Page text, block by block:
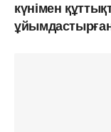
күнімен